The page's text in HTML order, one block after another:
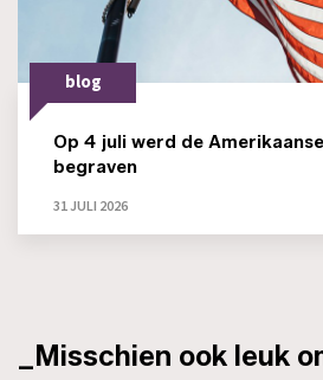
blog
Op 4 juli werd de
begraven
31 JULI 2026
_Misschien ook leuk